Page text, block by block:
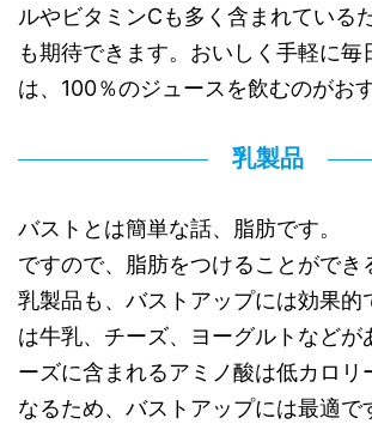
ルやビタミンCも多く含まれている
も期待できます。おいしく手軽に毎
は、100％のジュースを飲むのがお
乳製品
バストとは簡単な話、脂肪です。
ですので、脂肪をつけることができ
乳製品も、バストアップには効果的
は牛乳、チーズ、ヨーグルトなどが
ーズに含まれるアミノ酸は低カロリ
なるため、バストアップには最適で